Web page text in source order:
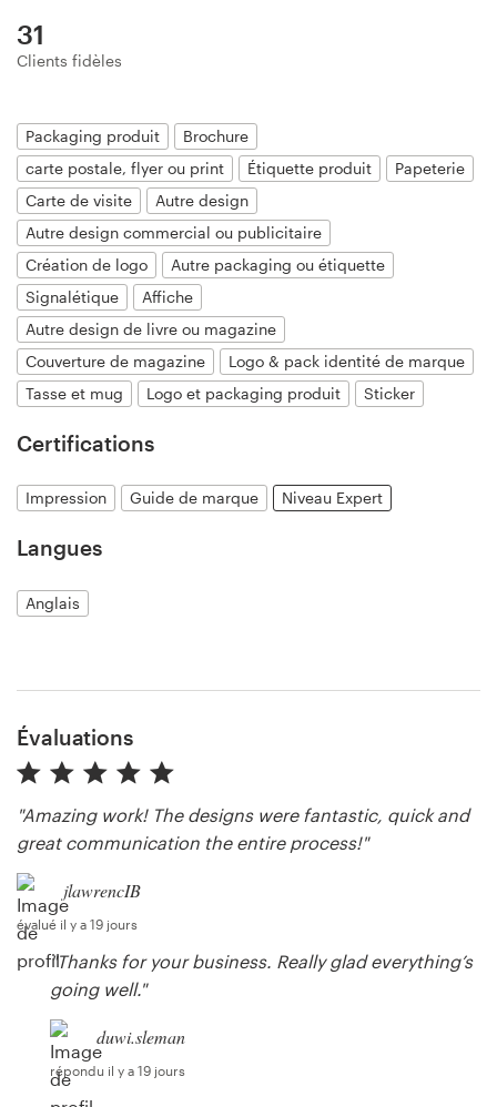
31
Clients fidèles
Packaging produit
Brochure
carte postale, flyer ou print
Étiquette produit
Papeterie
Carte de visite
Autre design
Autre design commercial ou publicitaire
Création de logo
Autre packaging ou étiquette
Signalétique
Affiche
Autre design de livre ou magazine
Couverture de magazine
Logo & pack identité de marque
Tasse et mug
Logo et packaging produit Sticker
Certifications
Impression Guide de marque Niveau Expert
Langues
Anglais
Évaluations
"Amazing work! The designs were fantastic, quick and
great communication the entire process!"
jlawrencIB
évalué il y a 19 jours
"Thanks for your business. Really glad everything’s
going well."
duwi.sleman
répondu il y a 19 jours
Web page design
Parcourir toutes les catégories
Support
Client
+49 30 568 377 84
Centre d'aide
Ressources
Prix
Devenez designer